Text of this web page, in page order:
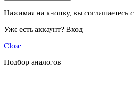
Нажимая на кнопку, вы соглашаетесь с
Уже есть аккаунт? Вход
Close
Подбор аналогов